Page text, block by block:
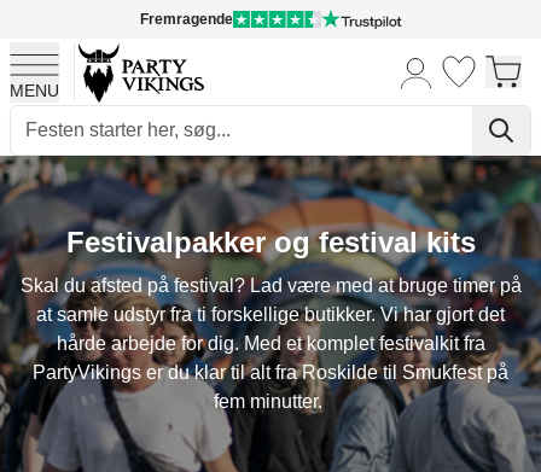
Fremragende
MENU
Skip to Content
Festivalpakker og festival kits
Skal du afsted på festival? Lad være med at bruge timer på
at samle udstyr fra ti forskellige butikker. Vi har gjort det
hårde arbejde for dig. Med et komplet festivalkit fra
PartyVikings er du klar til alt fra Roskilde til Smukfest på
fem minutter.